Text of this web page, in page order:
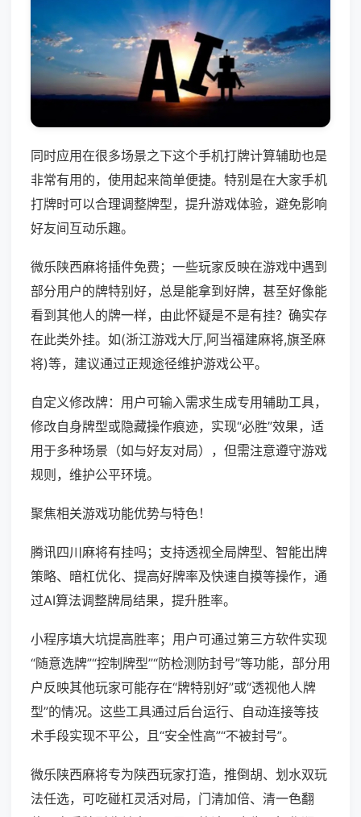
同时应用在很多场景之下这个手机打牌计算辅助也是
非常有用的，使用起来简单便捷。特别是在大家手机
打牌时可以合理调整牌型，提升游戏体验，避免影响
好友间互动乐趣。
微乐陕西麻将插件免费；一些玩家反映在游戏中遇到
部分用户的牌特别好，总是能拿到好牌，甚至好像能
看到其他人的牌一样，由此怀疑是不是有挂？确实存
在此类外挂。如(浙江游戏大厅,阿当福建麻将,旗圣麻
将)等，建议通过正规途径维护游戏公平。
自定义修改牌：用户可输入需求生成专用辅助工具，
修改自身牌型或隐藏操作痕迹，实现“必胜”效果，适
用于多种场景（如与好友对局），但需注意遵守游戏
规则，维护公平环境。
聚焦相关游戏功能优势与特色！
腾讯四川麻将有挂吗；支持透视全局牌型、智能出牌
策略、暗杠优化、提高好牌率及快速自摸等操作，通
过AI算法调整牌局结果，提升胜率。
小程序填大坑提高胜率；用户可通过第三方软件实现
“随意选牌”“控制牌型”“防检测防封号”等功能，部分用
户反映其他玩家可能存在“牌特别好”或“透视他人牌
型”的情况。这些工具通过后台运行、自动连接等技
术手段实现不平公，且“安全性高”“不被封号”。
微乐陕西麻将专为陕西玩家打造，推倒胡、划水双玩
法任选，可吃碰杠灵活对局，门清加倍、清一色翻